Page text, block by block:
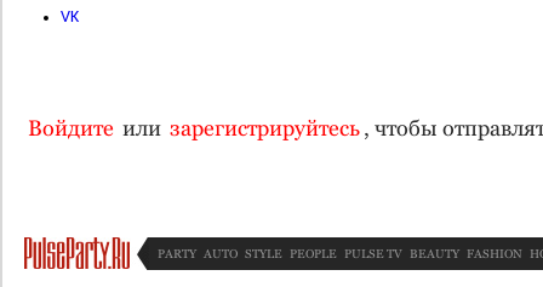
VK
Войдите или зарегистрируйтесь, чтобы
PARTY AUTO STYLE PEOPLE PULSE TV BEAUTY FASHION